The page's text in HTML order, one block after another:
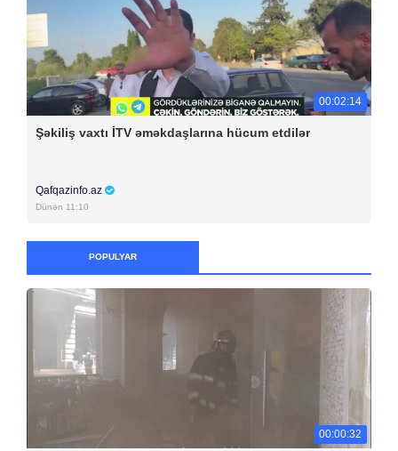
00:02:14
Şəkiliş vaxtı İTV əməkdaşlarına hücum etdilər
Qafqazinfo.az
Dünən 11:10
POPULYAR
00:00:32